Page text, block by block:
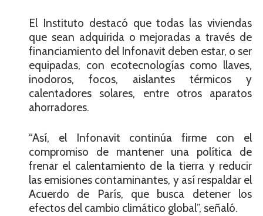
El Instituto destacó que todas las viviendas
que sean adquirida o mejoradas a través de
financiamiento del Infonavit deben estar, o ser
equipadas, con ecotecnologías como llaves,
inodoros, focos, aislantes térmicos y
calentadores solares, entre otros aparatos
ahorradores.
“Así, el Infonavit continúa firme con el
compromiso de mantener una política de
frenar el calentamiento de la tierra y reducir
las emisiones contaminantes, y así respaldar el
Acuerdo de París, que busca detener los
efectos del cambio climático global”, señaló.